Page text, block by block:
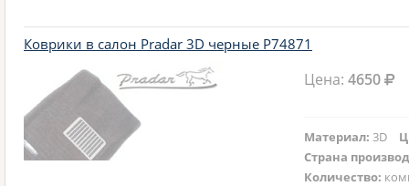
Коврики в салон Pradar 3D черные P74871
Цена:4650
Материал:3D
Страна
Количество: